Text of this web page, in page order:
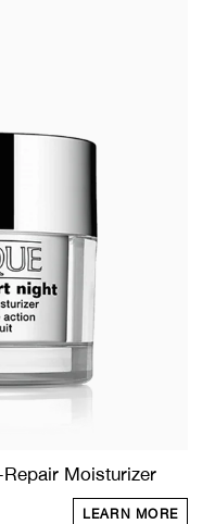
Moisturizer
LEARN MORE